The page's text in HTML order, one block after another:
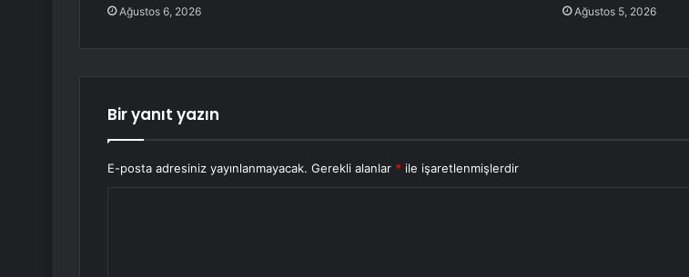
Ağustos 6, 2026 Ağustos 5, 2026
Bir yanıt yazın
E-posta adresiniz yayınlanmayacak. Gerekli alanlar * ile işaretlenmişlerdir